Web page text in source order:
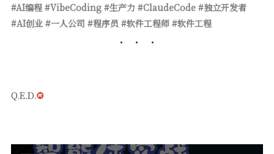
#AI编程 #VibeCoding #生产力 #ClaudeCode #独立开发者
#AI创业 #一人公司 #程序员 #软件工程师 #软件工程
Q.E.D.